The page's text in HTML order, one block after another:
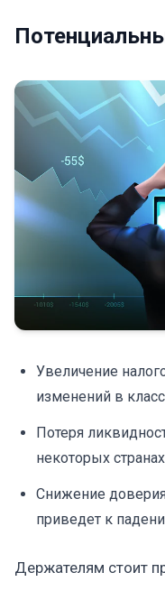
Увеличение
изменений в
Потеря
некоторых
Снижение
приведет к
Держателям стоит